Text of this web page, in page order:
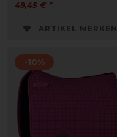
49,45 € *
ARTIKEL MERKEN
-10%